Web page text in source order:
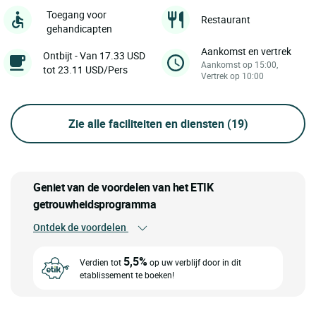
Toegang voor
gehandicapten
Restaurant
Ontbijt - Van 17.33 USD
tot 23.11 USD/Pers
Aankomst en vertrek
Aankomst op 15:00,
Vertrek op 10:00
Zie alle faciliteiten en diensten (19)
Geniet van de voordelen van het ETIK
getrouwheidsprogramma
Ontdek de voordelen
Verdien tot 5,5%op uw verblijf door in dit
etablissement te boeken!